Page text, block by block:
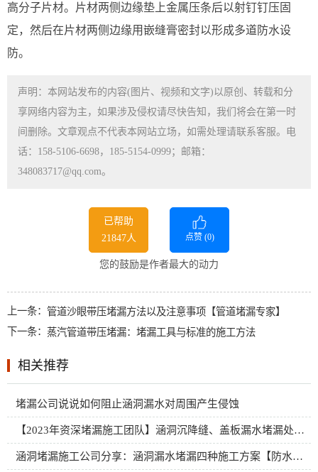
高分子片材。片材两侧边缘垫上金属压条后以射钉钉压固
定，然后在片材两侧边缘用嵌缝膏密封以形成多道防水设
防。
声明：本网站发布的内容(图片、视频和文字)以原创、转载和分
享网络内容为主，如果涉及侵权请尽快告知，我们将会在第一时
间删除。文章观点不代表本网站立场，如需处理请联系客服。电
话：158-5106-6698，185-5154-0999；邮箱：
348083717@qq.com。
已帮助
21847人
点赞 (0)
您的鼓励是作者最大的动力
上一条： 管道沙眼带压堵漏方法以及注意事项【管道堵漏专家】
下一条： 蒸汽管道带压堵漏：堵漏工具与标准的施工方法
相关推荐
堵漏公司说说如何阻止涵洞漏水对周围产生侵蚀
【2023年资深堵漏施工团队】涵洞沉降缝、盖板漏水堵漏处理方案
涵洞堵漏施工公司分享：涵洞漏水堵漏四种施工方案【防水奥利给】